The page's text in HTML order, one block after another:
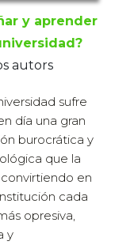
y aprender
autors
sufre
día una gran
burocráti­ca y
que la
en
cada
opresiva,
y